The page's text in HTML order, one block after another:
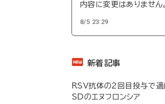
内容に変更はありません。
8/5 23:29
新着記事
RSV抗体の2回目投与で
SDのエヌフロンシア